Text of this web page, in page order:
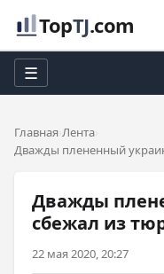
TopTJ.com
☰
Главная Лента
Дважды плененный
Дважды
сбежал из
22 мая 2020, 20:27